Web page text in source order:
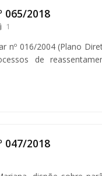
065/2018
1
nº 016/2004 (Plano
de
047/2018